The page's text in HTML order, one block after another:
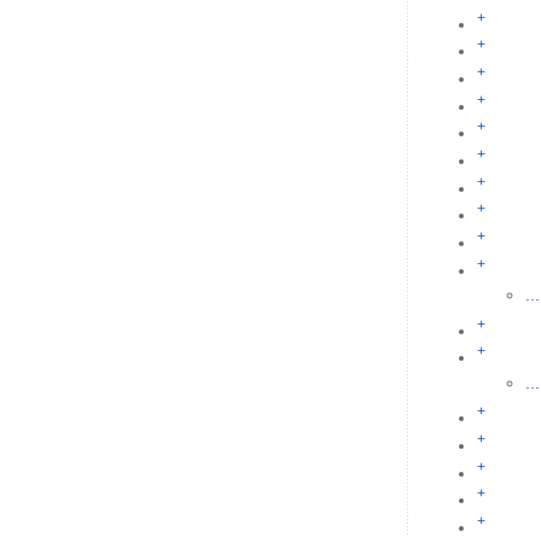
+
+
+
+
+
+
+
+
+
+
+
+
+
+
+
+
+